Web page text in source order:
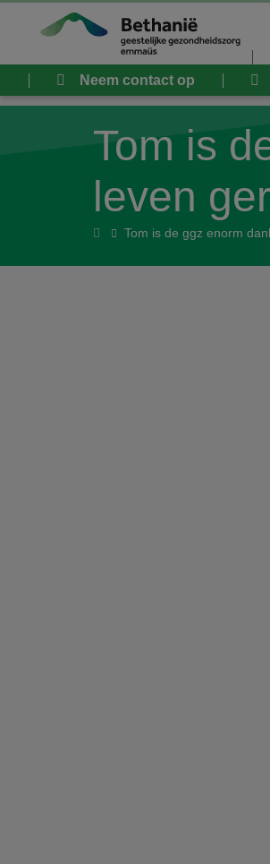
Neem contact op
Tom is
leven
HomeTom is de ggz enorm